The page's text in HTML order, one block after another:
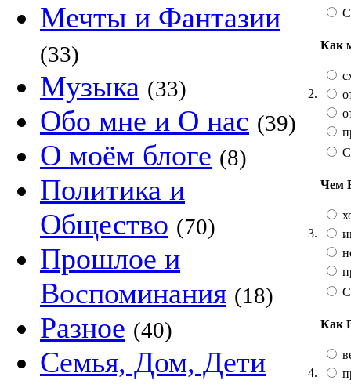
Мечты и Фантазии
(33)
Музыка (33)
Обо мне и О нас (39)
О моём блоге (8)
Политика и
Общество (70)
Прошлое и
Воспоминания (18)
Разное (40)
Семья, Дом, Дети
2.
Как
3.
Чем
4.
Как